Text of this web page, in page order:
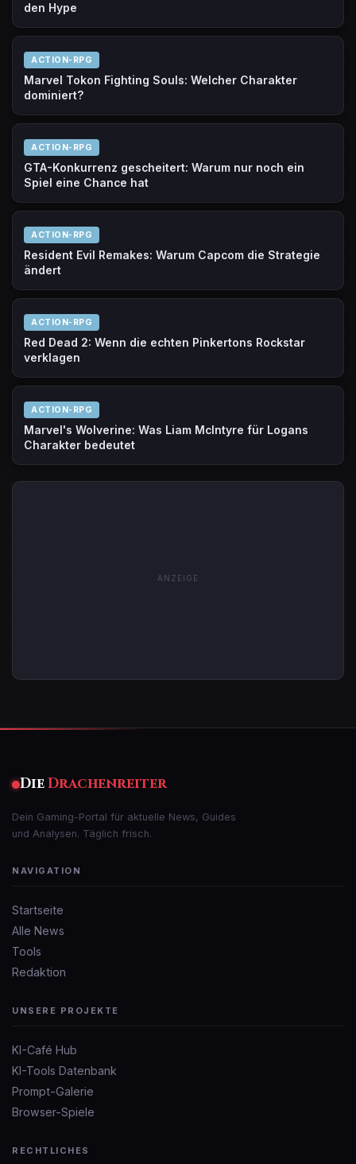
den Hype
ACTION-RPG
Marvel Tokon Fighting Souls: Welcher Charakter
dominiert?
ACTION-RPG
GTA-Konkurrenz gescheitert: Warum nur noch ein
Spiel eine Chance hat
ACTION-RPG
Resident Evil Remakes: Warum Capcom die Strategie
ändert
ACTION-RPG
Red Dead 2: Wenn die echten Pinkertons Rockstar
verklagen
ACTION-RPG
Marvel's Wolverine: Was Liam McIntyre für Logans
Charakter bedeutet
ANZEIGE
DieDrachenreiter
Dein Gaming-Portal für aktuelle News, Guides
und Analysen. Täglich frisch.
NAVIGATION
Startseite
Alle News
Tools
Redaktion
UNSERE PROJEKTE
KI-Café Hub
KI-Tools Datenbank
Prompt-Galerie
Browser-Spiele
RECHTLICHES